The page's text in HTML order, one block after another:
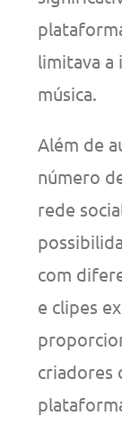
limitava a
música.
Além de
número
rede
com
e clipes
criadores